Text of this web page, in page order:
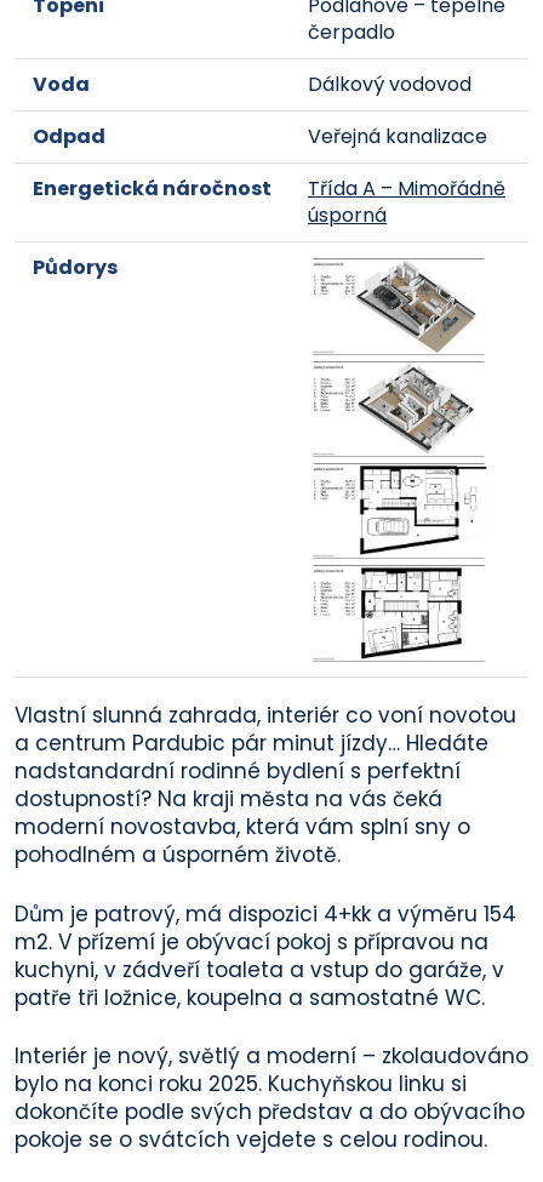
Topení
Podlahové – tepelné
čerpadlo
Voda
Dálkový vodovod
Odpad
Veřejná kanalizace
Energetická náročnost
Třída A – Mimořádně
úsporná
Půdorys
Vlastní slunná zahrada, interiér co voní novotou
a centrum Pardubic pár minut jízdy… Hledáte
nadstandardní rodinné bydlení s perfektní
dostupností? Na kraji města na vás čeká
moderní novostavba, která vám splní sny o
pohodlném a úsporném životě.
Dům je patrový, má dispozici 4+kk a výměru 154
m2. V přízemí je obývací pokoj s přípravou na
kuchyni, v zádveří toaleta a vstup do garáže, v
patře tři ložnice, koupelna a samostatné WC.
Interiér je nový, světlý a moderní – zkolaudováno
bylo na konci roku 2025. Kuchyňskou linku si
dokončíte podle svých představ a do obývacího
pokoje se o svátcích vejdete s celou rodinou.